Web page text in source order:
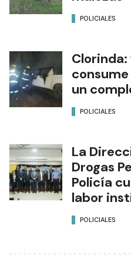
POLICIALES
un
POLICIALES
La
Drogas
Policía
labor
POLICIALES